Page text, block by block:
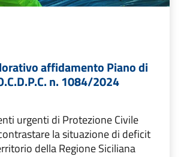
affidamento Piano di
n. 1084/2024
urgenti di Protezione Civile
la situazione di deficit
della Regione Siciliana